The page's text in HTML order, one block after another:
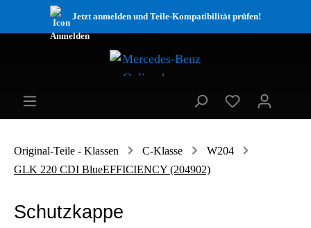
Jetzt anmelden und Teile-Kompatibilität prüfen!
Original-Teile - Klassen C-Klasse
W204
GLK 220 CDI BlueEFFICIENCY (204902)
Schutzkappe